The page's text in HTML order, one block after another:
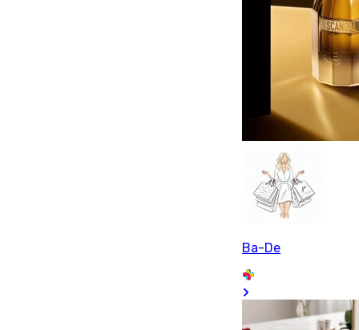
Ba-De